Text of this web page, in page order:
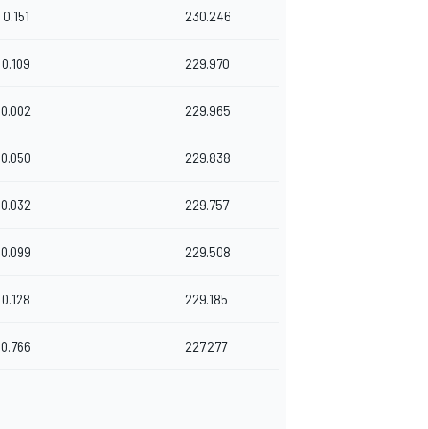
0.151 230.246
0.109 229.970
0.002 229.965
0.050 229.838
0.032 229.757
0.099 229.508
0.128 229.185
0.766 227.277